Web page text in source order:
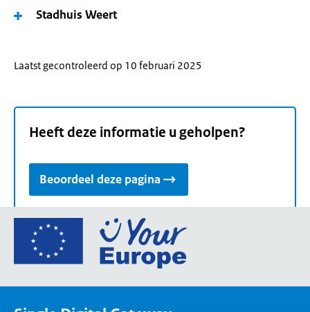
Stadhuis Weert
Laatst gecontroleerd op 10 februari 2025
Heeft deze informatie u geholpen?
Beoordeel deze pagina
Ga
de